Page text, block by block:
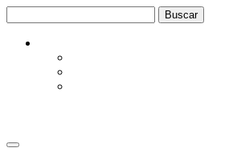
al
contenido
a